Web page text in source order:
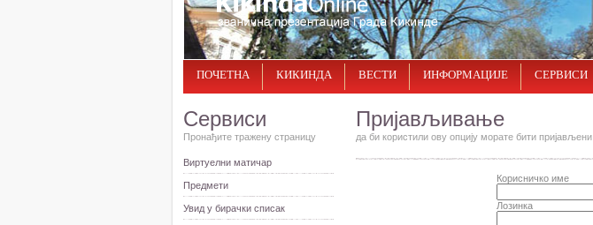
ПОЧЕТНА КИКИНДА ВЕСТИ ИНФОРМАЦИЈЕ СЕРВИСИ
Сервиси
Пронађите тражену страницу
Виртуелни матичар
Предмети
Увид у бирачки списак
Пријављивање
да би користили ову опцију морате бити пријављени
Корисничко име
Лозинка